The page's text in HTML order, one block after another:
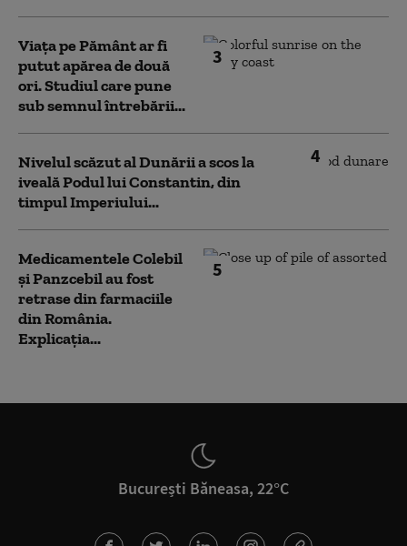
3
Viața pe Pământ ar fi
putut apărea de două
ori. Studiul care pune
sub semnul întrebării...
4
Nivelul scăzut al Dunării a scos la
iveală Podul lui Constantin, din
timpul Imperiului...
5
Medicamentele Colebil
și Panzcebil au fost
retrase din farmaciile
din România.
Explicația...
București Băneasa, 22°C